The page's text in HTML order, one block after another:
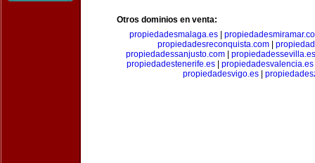
Otros dominios en venta:
propiedadesmalaga.es|
propiedadesreconquista.com
propiedadessanjusto.com| propiedadessevilla.es
propiedadestenerife.es| propiedadesvalencia.es
propiedadesvigo.es|